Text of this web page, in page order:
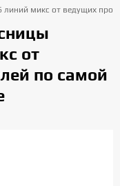
микс от ведущих
от
по самой